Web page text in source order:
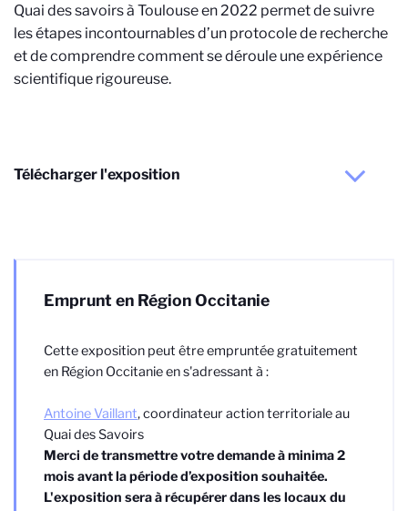
Quai des savoirs à Toulouse en 2022 permet de suivre
les étapes incontournables d’un protocole de recherche
et de comprendre comment se déroule une expérience
scientifique rigoureuse.
Télécharger l'exposition
Emprunt en Région Occitanie
Cette exposition peut être empruntée gratuitement
en Région Occitanie en s'adressant à :
Antoine Vaillant, coordinateur action territoriale au
Quai des Savoirs
Merci de transmettre votre demande à minima 2
mois avant la période d’exposition souhaitée.
L'exposition sera à récupérer dans les locaux du